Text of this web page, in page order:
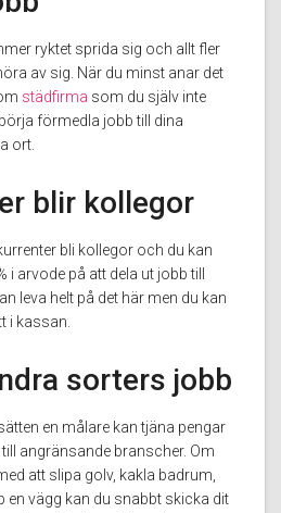
ryktet sprida sig och allt fler
av sig. När du minst anar det
städfirma som du själv inte
förmedla jobb till dina
ort.
blir kollegor
bli kollegor och du kan
i arvode på att dela ut jobb till
leva helt på det här men du kan
i kassan.
sorters jobb
en målare kan tjäna pengar
angränsande branscher. Om
att slipa golv, kakla badrum,
en vägg kan du snabbt skicka dit